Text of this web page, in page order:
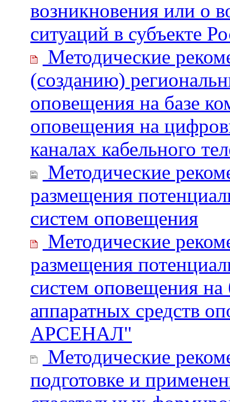
возникновения или о
ситуаций в субъекте
Методические
(созданию)
оповещения на базе
оповещения на
каналах кабельного
Методические
размещения
систем оповещения
Методические
размещения
систем оповещения на
аппаратных
АРСЕНАЛ"
Методические
подготовке и